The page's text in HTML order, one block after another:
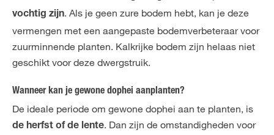
vochtig zijn. Als je geen zure bodem hebt, kan je deze
vermengen met een aangepaste bodemverbeteraar voor
zuurminnende planten. Kalkrijke bodem zijn helaas niet
geschikt voor deze dwergstruik.
Wanneer kan je gewone dophei aanplanten?
De ideale periode om gewone dophei aan te planten, is
de herfst of de lente. Dan zijn de omstandigheden voor